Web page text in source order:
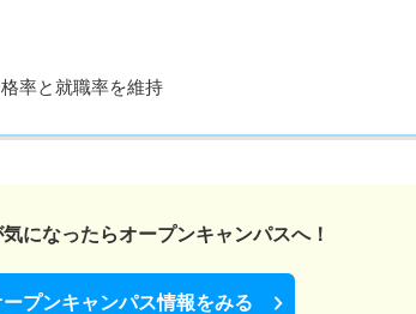
率と就職率を維持
になったらオープンキャンパスへ！
ープンキャンパス情報をみる